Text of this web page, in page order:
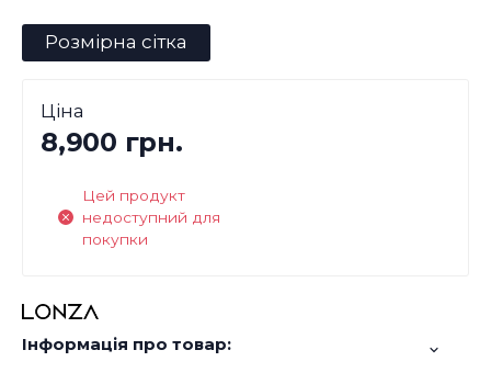
Розмірна сітка
Ціна
8,900 грн.
Цей продукт
недоступний для
покупки
Інформація про товар: